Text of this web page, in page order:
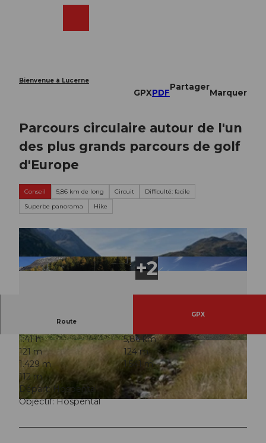
Bienvenue à Lucerne
GPXPDF
Partager
Marquer
Parcours circulaire autour de l'un
des plus grands parcours de golf
d'Europe
Conseil 5,86 km de long Circuit
Difficulté: facile
Superbe panorama
Hike
© Andermatt-Ursernetal Tourismus, andermatt.ch
© Markus Fehlmann, Verein Urner Wanderwege © Markus Fehlmann, Verein Urner Wanderwege
Route
GPX
1:41 h
5,86 km
121 m
124 m
1.429 m
1.541 m
112 m
Départ: Hospental
Objectif: Hospental